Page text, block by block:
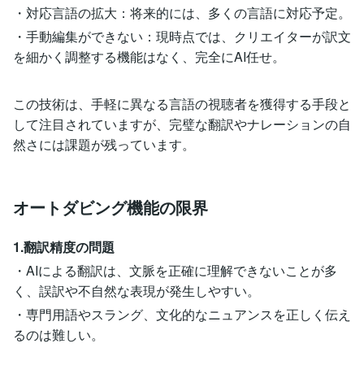
・対応言語の拡大：将来的には、多くの言語に対応予定。
・手動編集ができない：現時点では、クリエイターが訳文
を細かく調整する機能はなく、完全にAI任せ。
この技術は、手軽に異なる言語の視聴者を獲得する手段と
して注目されていますが、完璧な翻訳やナレーションの自
然さには課題が残っています。
オートダビング機能の限界
1.翻訳精度の問題
・AIによる翻訳は、文脈を正確に理解できないことが多
く、誤訳や不自然な表現が発生しやすい。
・専門用語やスラング、文化的なニュアンスを正しく伝え
るのは難しい。